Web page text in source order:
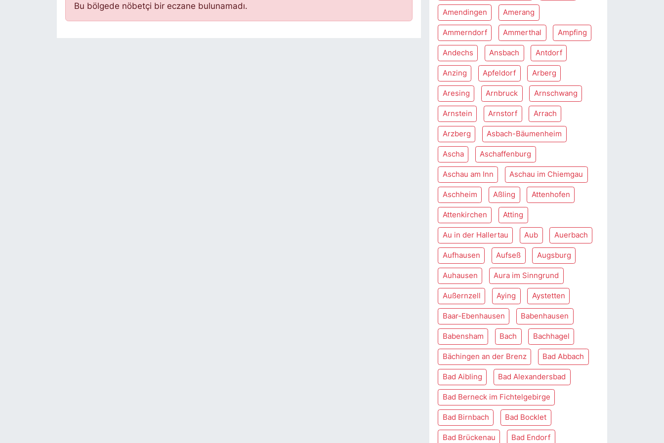
Bu bölgede nöbetçi bir eczane bulunamadı.
Amendingen Amerang
Ammerndorf Ammerthal Ampfing
Andechs Ansbach Antdorf
Anzing Apfeldorf Arberg
Aresing Arnbruck Arnschwang
Arnstein Arnstorf Arrach
Arzberg Asbach-Bäumenheim
Ascha Aschaffenburg
Aschau am Inn Aschau im Chiemgau
Aschheim Aßling Attenhofen
Attenkirchen Atting
Au in der Hallertau Aub Auerbach
Aufhausen Aufseß Augsburg
Auhausen Aura im Sinngrund
Außernzell Aying Aystetten
Baar-Ebenhausen Babenhausen
Babensham Bach Bachhagel
Bächingen an der Brenz Bad Abbach
Bad Aibling Bad Alexandersbad
Bad Berneck im Fichtelgebirge
Bad Birnbach Bad Bocklet
Bad Brückenau Bad Endorf